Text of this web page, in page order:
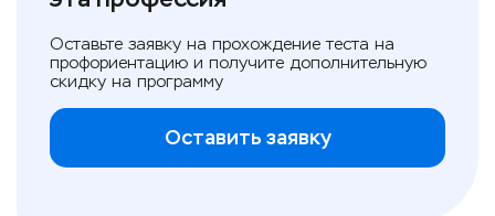
Оставьте заявку на прохождение теста на
профориентацию и получите дополнительную
скидку на программу
Оставить заявку